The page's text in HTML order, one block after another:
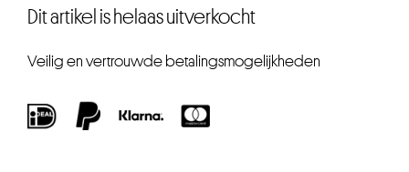
Dit artikel is helaas uitverkocht
Veilig en vertrouwde betalingsmogelijkheden